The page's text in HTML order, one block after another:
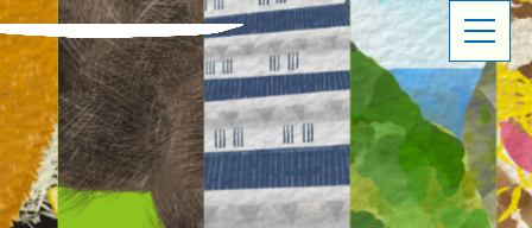
ABOUT
日本橋長崎館とは
SHOP OVERVIEW
ショップ概要
LATEST NEWS
お知らせ
LATEST EVENTS
イベント情報